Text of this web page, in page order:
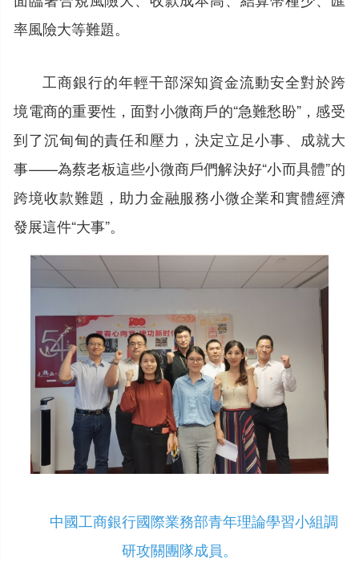
率風險大等難題。
工商銀行的年輕干部深知資金流動安全對於跨
境電商的重要性，面對小微商戶的“急難愁盼”，感受
到了沉甸甸的責任和壓力，決定立足小事、成就大
事——為蔡老板這些小微商戶們解決好“小而具體”的
跨境收款難題，助力金融服務小微企業和實體經濟
發展這件“大事”。
中國工商銀行國際業務部青年理論學習小組調
研攻關團隊成員。